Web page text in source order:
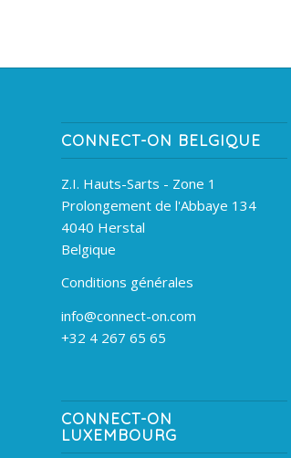
CONNECT-ON BELGIQUE
Z.I. Hauts-Sarts - Zone 1
Prolongement de l'Abbaye 134
4040 Herstal
Belgique
Conditions générales
info@connect-on.com
+32 4 267 65 65
CONNECT-ON
LUXEMBOURG